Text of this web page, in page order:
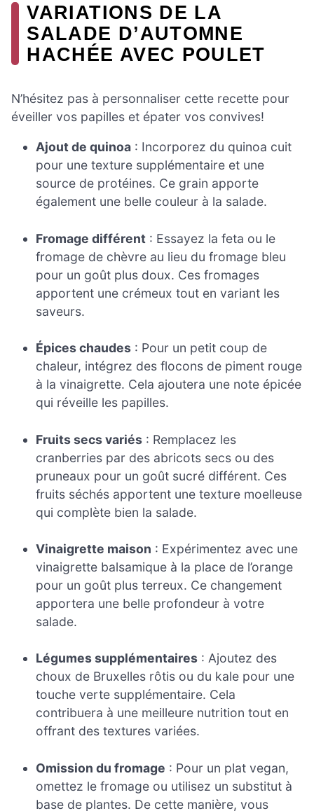
VARIATIONS DE LA
SALADE D’AUTOMNE
HACHÉE AVEC POULET
N’hésitez pas à personnaliser cette recette pour
éveiller vos papilles et épater vos convives!
Ajout de quinoa : Incorporez du quinoa cuit
pour une texture supplémentaire et une
source de protéines. Ce grain apporte
également une belle couleur à la salade.
Fromage différent : Essayez la feta ou le
fromage de chèvre au lieu du fromage bleu
pour un goût plus doux. Ces fromages
apportent une crémeux tout en variant les
saveurs.
Épices chaudes : Pour un petit coup de
chaleur, intégrez des flocons de piment rouge
à la vinaigrette. Cela ajoutera une note épicée
qui réveille les papilles.
Fruits secs variés : Remplacez les
cranberries par des abricots secs ou des
pruneaux pour un goût sucré différent. Ces
fruits séchés apportent une texture moelleuse
qui complète bien la salade.
Vinaigrette maison : Expérimentez avec une
vinaigrette balsamique à la place de l’orange
pour un goût plus terreux. Ce changement
apportera une belle profondeur à votre
salade.
Légumes supplémentaires : Ajoutez des
choux de Bruxelles rôtis ou du kale pour une
touche verte supplémentaire. Cela
contribuera à une meilleure nutrition tout en
offrant des textures variées.
Omission du fromage : Pour un plat vegan,
omettez le fromage ou utilisez un substitut à
base de plantes. De cette manière, vous